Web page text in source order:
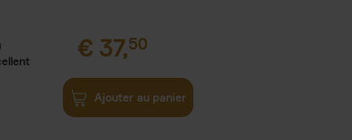
€ 37,50
Ajouter au panier